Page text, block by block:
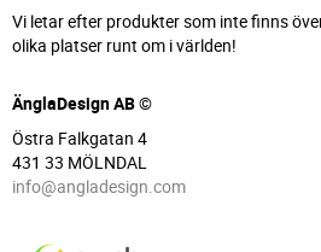
Vi letar efter produkter som inte finns
olika platser runt om i världen!
ÄnglaDesign AB ©
Östra Falkgatan 4
431 33 MÖLNDAL
info@angladesign.com